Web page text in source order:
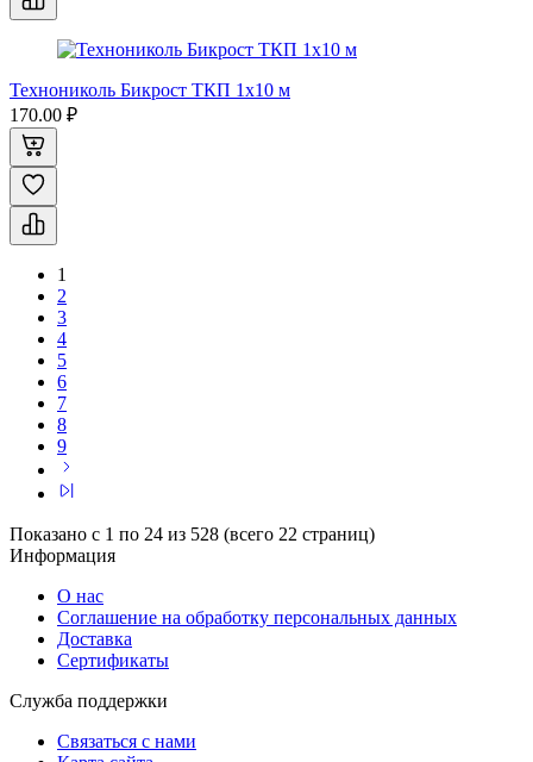
Технониколь Бикрост ТКП 1x10 м
170.00 ₽
1
2
3
4
5
6
7
8
9
Показано с 1 по 24 из 528 (всего 22 страниц)
Информация
О нас
Соглашение на обработку персональных данных
Доставка
Сертификаты
Служба поддержки
Связаться с нами